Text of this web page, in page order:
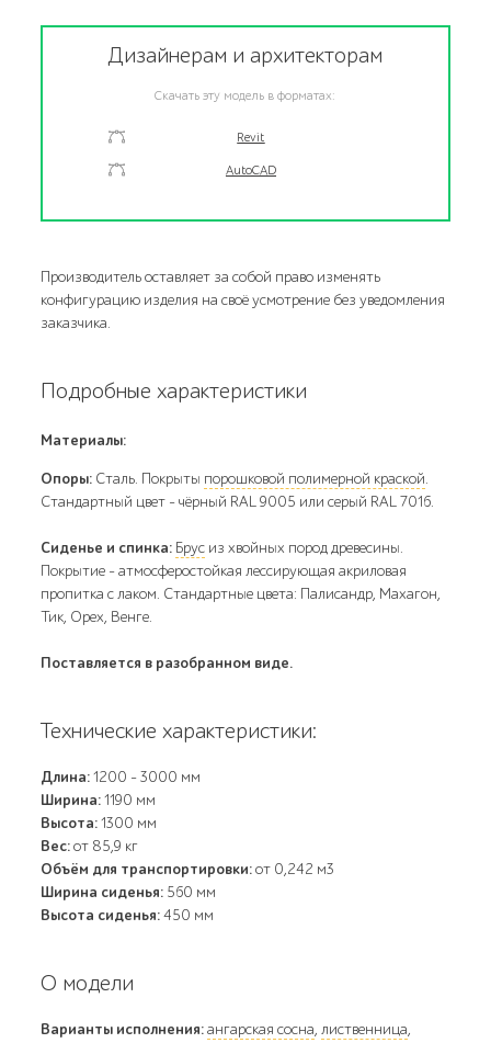
Дизайнерам и архитекторам
Скачать эту модель в форматах:
Revit
AutoCAD
Производитель оставляет за собой право изменять
конфигурацию изделия на своё усмотрение без уведомления
заказчика.
Подробные характеристики
Материалы:
Опоры: Сталь. Покрыты порошковой полимерной краской.
Стандартный цвет – чёрный RAL 9005 или серый RAL 7016.
Сиденье и спинка: Брус из хвойных пород древесины.
Покрытие - атмосферостойкая лессирующая акриловая
пропитка с лаком. Стандартные цвета: Палисандр, Махагон,
Тик, Орех, Венге.
Поставляется в разобранном виде.
Технические характеристики:
Длина:1200 - 3000 мм
Ширина:1190 мм
Высота:1300 мм
Вес:от 85,9 кг
Объём для транспортировки:от 0,242 м3
Ширина сиденья: 560 мм
Высота сиденья:450 мм
О модели
Варианты исполнения:ангарская сосна,лиственница,